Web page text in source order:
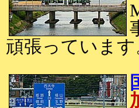
頑張っています